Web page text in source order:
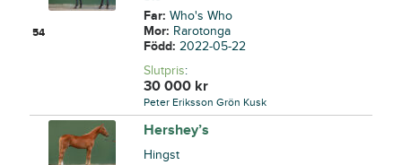
54
Far:Who's Who
Mor: Rarotonga
Född:2022-05-22
Slutpris:
30 000 kr
Peter Eriksson Grön Kusk
Hershey’s
Hingst